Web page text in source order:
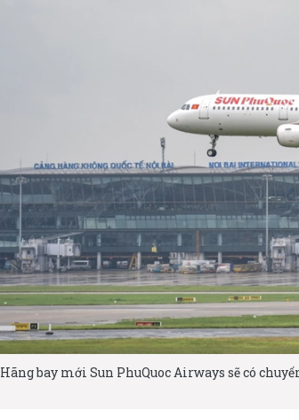
Hãng bay mới Sun PhuQuoc Airways sẽ có